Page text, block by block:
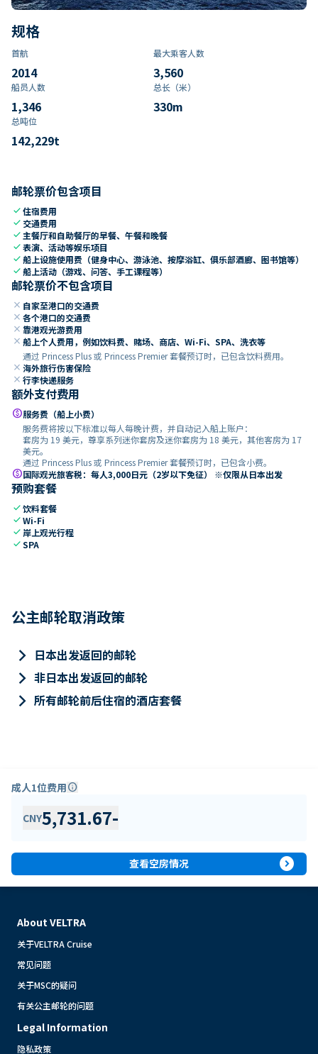
规格
首航
2014
最大乘客人数
3,560
船员人数
1,346
总长（米）
330m
总吨位
142,229t
邮轮票价包含项目
check住宿费用
check 交通费用
check 主餐厅和自助餐厅的早餐、午餐和晚餐
check表演、活动等娱乐项目
check船上设施使用费（健身中心、游泳池、按摩浴缸、俱乐部酒廊、图书馆等）
check船上活动（游戏、问答、手工课程等）
邮轮票价不包含项目
close 自家至港口的交通费
close 各个港口的交通费
close 靠港观光游费用
close 船上个人费用，例如饮料费、赌场、商店、Wi-Fi、SPA、洗衣等
通过 Princess Plus 或 Princess Premier 套餐预订时，已包含饮料费用。
close 海外旅行伤害保险
close 行李快递服务
额外支付费用
paid服务费（船上小费）
服务费将按以下标准以每人每晚计费，并自动记入船上账户：
套房为 19 美元，尊享系列迷你套房及迷你套房为 18 美元，其他客房为 17
美元。
通过 Princess Plus 或 Princess Premier 套餐预订时，已包含小费。
paid国际观光旅客税：每人3,000日元（2岁以下免征） ※仅限从日本出发
预购套餐
check饮料套餐
checkWi-Fi
check 岸上观光行程
checkSPA
公主邮轮取消政策
keyboard_arrow_right 日本出发返回的邮轮
keyboard_arrow_right 非日本出发返回的邮轮
keyboard_arrow_right 所有邮轮前后住宿的酒店套餐
成人1位费用info
CNY5,731.67-
查看空房情况 expand_circle_right
About VELTRA
关于VELTRA Cruise
常见问题
关于MSC的疑问
有关公主邮轮的问题
Legal Information
隐私政策